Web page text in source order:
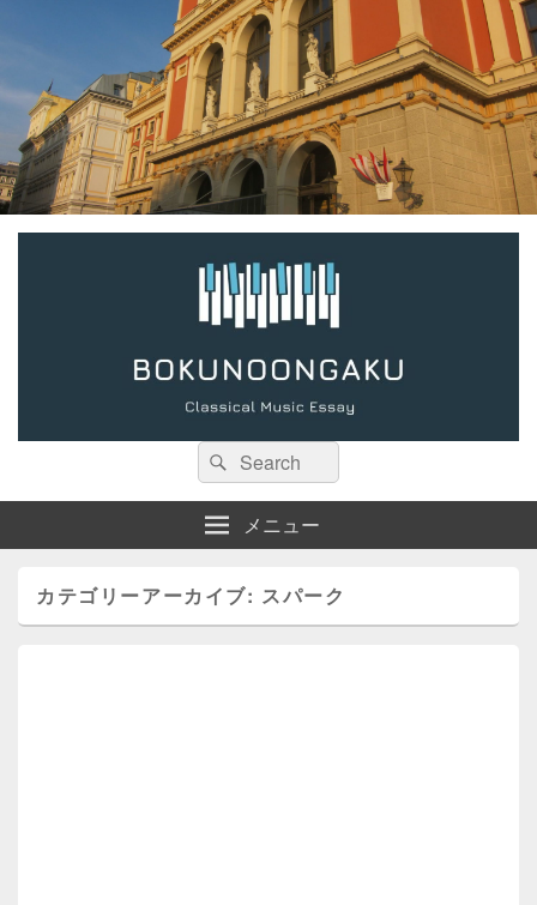
検
索:
検
索
メニュー
カテゴリーアーカイブ: スパーク